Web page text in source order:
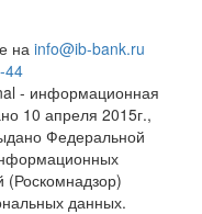
на info@ib-bank.ru
44
- информационная
10 апреля 2015г.,
Федеральной
(Роскомнадзор)
данных.